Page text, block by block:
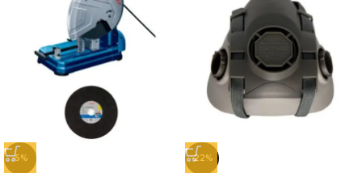
-5% -22%